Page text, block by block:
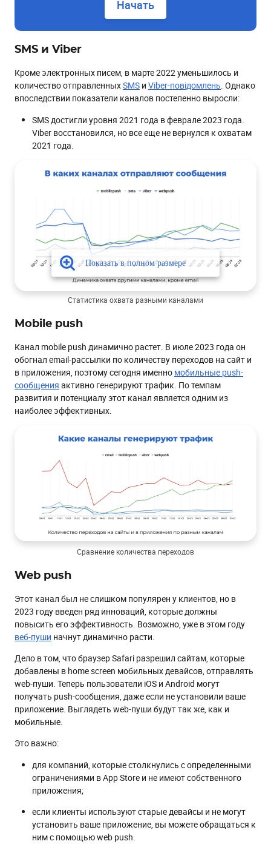
Начать
SMS и Viber
Кроме электронных писем, в марте 2022 уменьшилось и
количество отправленныхSMS и Viber-повідомлень. Однако
впоследствии показатели каналов постепенно выросли:
SMS достигли уровня 2021 года в феврале 2023 года.
Viber восстановился, но все еще не вернулся к охватам
2021 года.
Статистика охвата разными каналами
Mobile push
Канал mobile push динамично растет. В июле 2023 года он
обогнал email-рассылки по количеству переходов на сайт и
в приложения, поэтому сегодня именно мобильные push-
сообщения активно генерируют трафик. По темпам
развития и потенциалу этот канал является одним из
наиболее эффективных.
Сравнение количества переходов
Web push
Этот канал был не слишком популярен у клиентов, но в
2023 году введен ряд инноваций, которые должны
повысить его эффективность. Возможно, уже в этом году
веб-пуши начнут динамично расти.
Дело в том, что браузер Safari разрешил сайтам, которые
добавлены в home screen мобильных девайсов, отправлять
web-пуши. Теперь пользователи iOS и Android могут
получать push-сообщения, даже если не установили ваше
приложение. Выглядеть web-пуши будут так же, как и
мобильные.
Это важно:
для компаний, которые столкнулись с определенными
ограничениями в App Store и не имеют собственного
приложения;
если клиенты используют старые девайсы и не могут
установить ваше приложение, вы можете обращаться к
ним с помощью web push.